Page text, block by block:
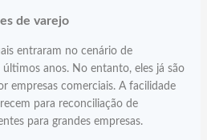
de varejo
entraram no cenário de
anos. No entanto, eles já são
empresas comerciais. A facilidade
para reconciliação de
para grandes empresas.